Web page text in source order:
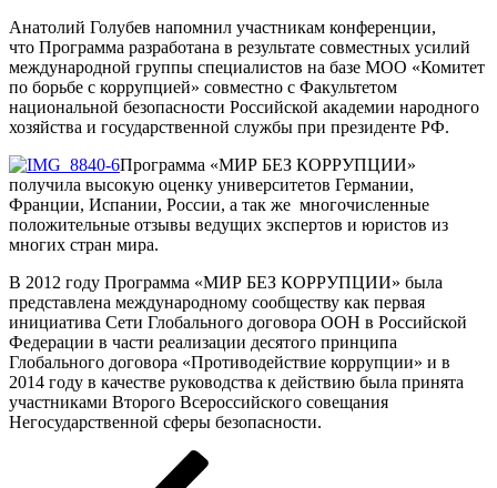
Анатолий Голубев напомнил участникам конференции,
что Программа разработана в результате совместных усилий
международной группы специалистов на базе МОО «Комитет
по борьбе с коррупцией» совместно с Факультетом
национальной безопасности Российской академии народного
хозяйства и государственной службы при президенте РФ.
Программа «МИР БЕЗ КОРРУПЦИИ»
получила высокую оценку университетов Германии,
Франции, Испании, России, а так же многочисленные
положительные отзывы ведущих экспертов и юристов из
многих стран мира.
В 2012 году Программа «МИР БЕЗ КОРРУПЦИИ» была
представлена международному сообществу как первая
инициатива Сети Глобального договора ООН в Российской
Федерации в части реализации десятого принципа
Глобального договора «Противодействие коррупции» и в
2014 году в качестве руководства к действию была принята
участниками Второго Всероссийского совещания
Негосударственной сферы безопасности.